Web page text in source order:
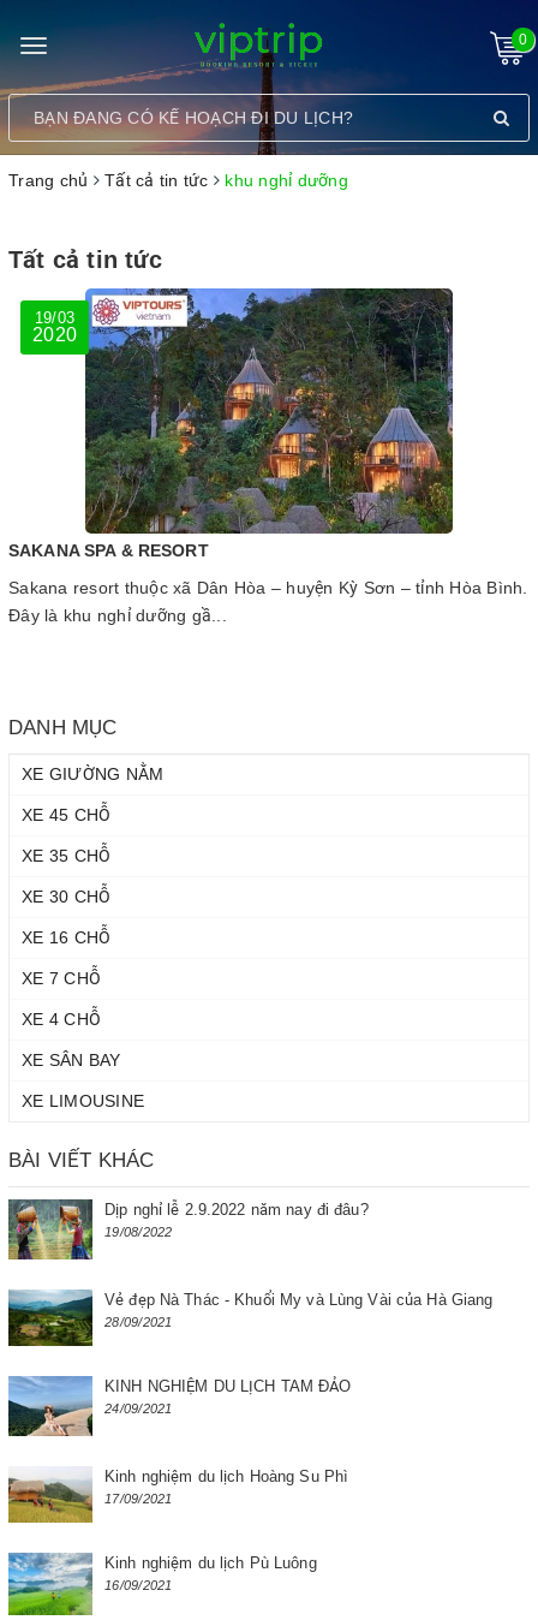
Toggle
navigation
0
Trang chủ Tất cả tin tức khu nghỉ dưỡng
Tất cả tin tức
19/03
2020
SAKANA SPA & RESORT
Sakana resort thuộc xã Dân Hòa – huyện Kỳ Sơn – tỉnh Hòa Bình.
Đây là khu nghỉ dưỡng gầ...
DANH MỤC
XE GIƯỜNG NẰM
XE 45 CHỖ
XE 35 CHỖ
XE 30 CHỖ
XE 16 CHỖ
XE 7 CHỖ
XE 4 CHỖ
XE SÂN BAY
XE LIMOUSINE
BÀI VIẾT KHÁC
Dịp nghỉ lễ 2.9.2022 năm nay đi đâu?
19/08/2022
Vẻ đẹp Nà Thác - Khuổi My và Lùng Vài của Hà Giang
28/09/2021
KINH NGHIỆM DU LỊCH TAM ĐẢO
24/09/2021
Kinh nghiệm du lịch Hoàng Su Phì
17/09/2021
Kinh nghiệm du lịch Pù Luông
16/09/2021